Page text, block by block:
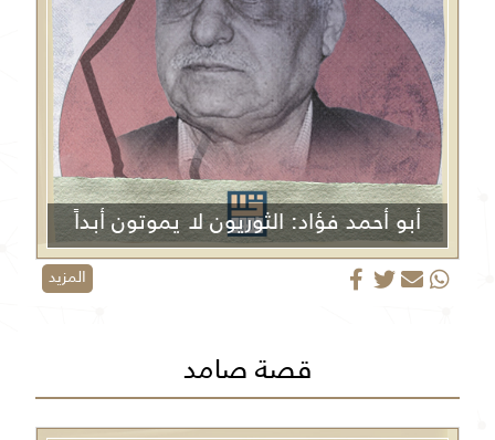
أبو أحمد فؤاد: الثوريون لا يموتون أبداً
المزيد
قصة صامد